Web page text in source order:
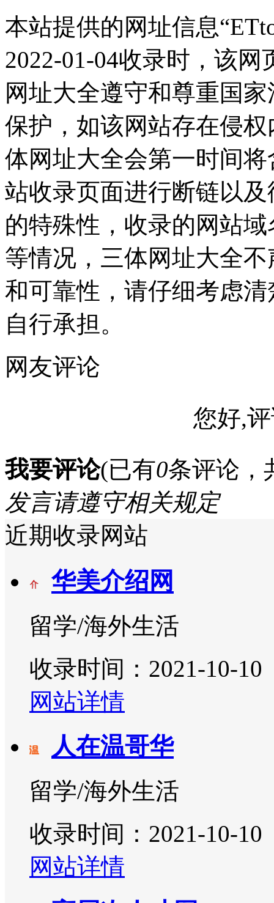
本站提供的网址信息
2022-01-04收录时，该
网址大全遵守和尊重国
保护，如该网站存在侵
体网址大全会第一时间
站收录页面进行断链以
的特殊性，收录的网站
等情况，三体网址大全
和可靠性，请仔细考虑
自行承担。
网友评论
您好,
我要评论(已有0条评论，
发言请遵守相关规定
近期收录网站
华美介绍网
留学/海外生活
收录时间：2021-10-10
网站详情
人在温哥华
留学/海外生活
收录时间：2021-10-10
网站详情